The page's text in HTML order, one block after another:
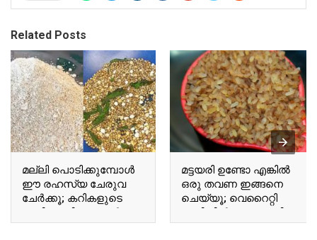
Related Posts
മല്ലി പൊടിക്കുമ്പോൾ
ഈ രഹസ്യ ചേരുവ
ചേർക്കൂ; കറികളുടെ
രുചി ഇരട്ടിയാക്കാൻ
ഇതൊന്ന് മതി; ഇത്
മട്ടയരി ഉണ്ടോ എങ്കിൽ
ഒരു തവണ ഇങ്ങനെ
ചെയ്യൂ; വെറൈറ്റി
രുചിയിൽ ഒരു റൊട്ടി;
ഇതൊന്ന് പരീക്ഷിക്കൂ..!! |